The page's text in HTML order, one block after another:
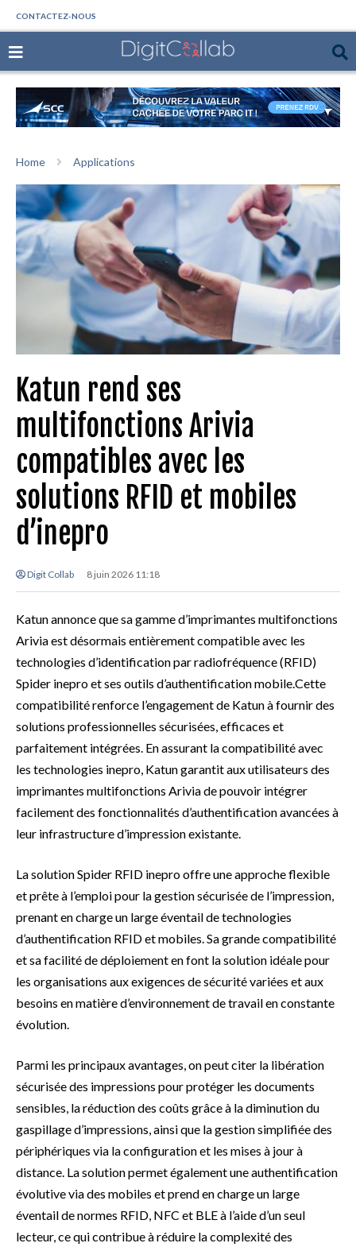
CONTACTEZ-NOUS
Home Applications
Katun rend ses
multifonctions Arivia
compatibles avec les
solutions RFID et mobiles
d’inepro
Digit Collab 8 juin 2026 11:18
Katun annonce que sa gamme d’imprimantes multifonctions
Arivia est désormais entièrement compatible avec les
technologies d’identification par radiofréquence (RFID)
Spider inepro et ses outils d’authentification mobile.Cette
compatibilité renforce l’engagement de Katun à fournir des
solutions professionnelles sécurisées, efficaces et
parfaitement intégrées. En assurant la compatibilité avec
les technologies inepro, Katun garantit aux utilisateurs des
imprimantes multifonctions Arivia de pouvoir intégrer
facilement des fonctionnalités d’authentification avancées à
leur infrastructure d’impression existante.
La solution Spider RFID inepro offre une approche flexible
et prête à l’emploi pour la gestion sécurisée de l’impression,
prenant en charge un large éventail de technologies
d’authentification RFID et mobiles. Sa grande compatibilité
et sa facilité de déploiement en font la solution idéale pour
les organisations aux exigences de sécurité variées et aux
besoins en matière d’environnement de travail en constante
évolution.
Parmi les principaux avantages, on peut citer la libération
sécurisée des impressions pour protéger les documents
sensibles, la réduction des coûts grâce à la diminution du
gaspillage d’impressions, ainsi que la gestion simplifiée des
périphériques via la configuration et les mises à jour à
distance. La solution permet également une authentification
évolutive via des mobiles et prend en charge un large
éventail de normes RFID, NFC et BLE à l’aide d’un seul
lecteur, ce qui contribue à réduire la complexité des